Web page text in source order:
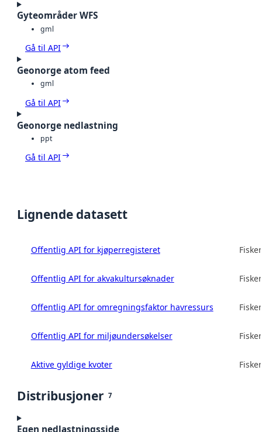
Gyteområder WFS
gml
Gå til API
Geonorge atom feed
gml
Gå til API
Geonorge nedlastning
ppt
Gå til API
Lignende datasett
Offentlig API for kjøperregisteret
Offentlig API for akvakultursøknader
Offentlig API for omregningsfaktor havressurs
Offentlig API for miljøundersøkelser
Aktive gyldige kvoter
Distribusjoner 7
Egen nedlastningsside